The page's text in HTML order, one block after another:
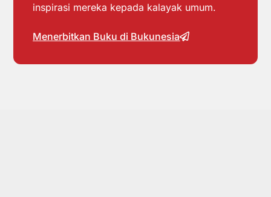
inspirasi mereka kepada kalayak umum.
Menerbitkan Buku di Bukunesia